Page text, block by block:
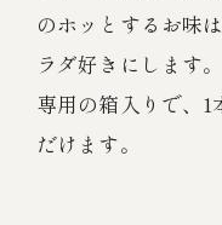
のホッとするお味
ラダ好きにします。
専用の箱入りで、
だけます。